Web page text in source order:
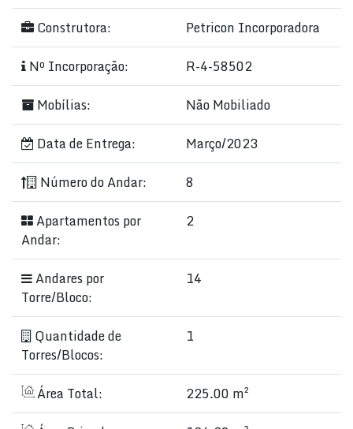
Construtora:
Petricon Incorporadora
Nº Incorporação:
R-4-58502
Mobílias:
Não Mobiliado
Data de Entrega:
Março/2023
Número do Andar:
8
Apartamentos por
Andar:
2
Andares por
Torre/Bloco:
14
Quantidade de
Torres/Blocos:
1
Área Total:
225.00 m²